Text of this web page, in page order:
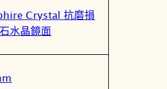
Crystal 抗磨損
水晶鏡面